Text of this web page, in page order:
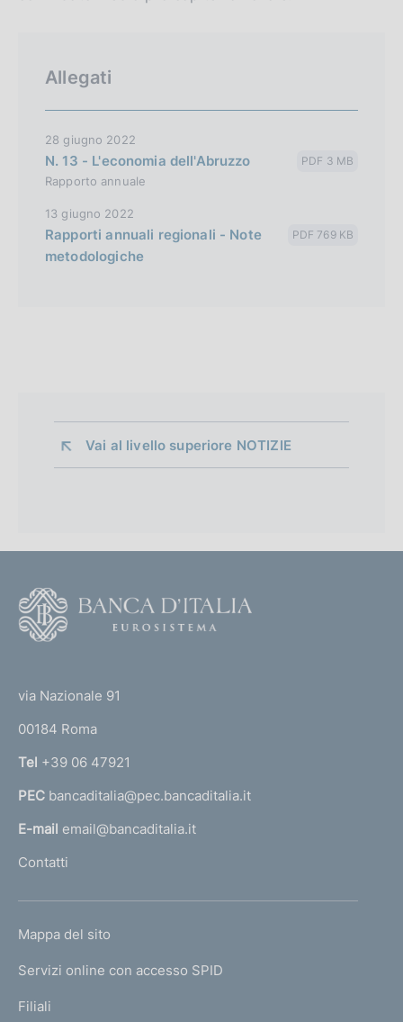
Allegati
28 giugno 2022
N. 13 - L'economia dell'Abruzzo PDF 3 MB
Rapporto annuale
13 giugno 2022
Rapporti annuali regionali - Note
metodologiche
PDF 769 KB
Vai al livello superiore NOTIZIE
r
n
a
l
m
e
a
via Nazionale 91
00184 Roma
Tel +39 06 47921
PEC bancaditalia@pec.bancaditalia.it
E-mail email@bancaditalia.it
Contatti
L
N
K
Mappa del sito
Servizi online con accesso SPID
Filiali